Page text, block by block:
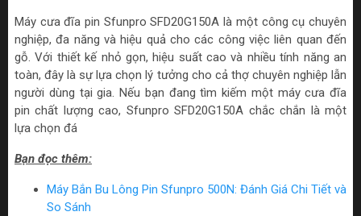
Máy cưa đĩa pin Sfunpro SFD20G150A là một công cụ chuyên
nghiệp, đa năng và hiệu quả cho các công việc liên quan đến
gỗ. Với thiết kế nhỏ gọn, hiệu suất cao và nhiều tính năng an
toàn, đây là sự lựa chọn lý tưởng cho cả thợ chuyên nghiệp lẫn
người dùng tại gia. Nếu bạn đang tìm kiếm một máy cưa đĩa
pin chất lượng cao, Sfunpro SFD20G150A chắc chắn là một
lựa chọn đá
Bạn đọc thêm:
Máy Bắn Bu Lông Pin Sfunpro 500N: Đánh Giá Chi Tiết và
So Sánh